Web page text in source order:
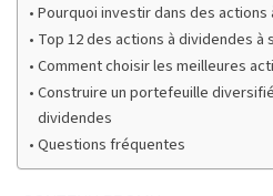
Pourquoi investir dans des actions
Top 12 des actions à dividendes à
Comment choisir les meilleures
Construire un portefeuille
dividendes
Questions fréquentes